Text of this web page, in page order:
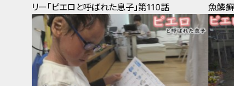
リー「ピエロと呼ばれた息子」第110話
魚鱗
ばれ